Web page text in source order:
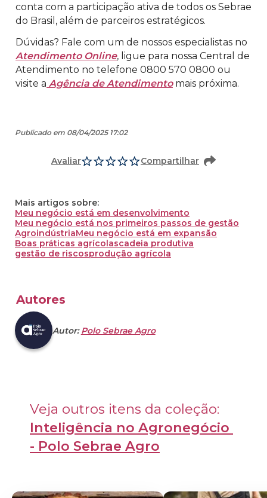
conta com a participação ativa de todos os Sebrae
do Brasil, além de parceiros estratégicos.
Dúvidas? Fale com um de nossos especialistas no
Atendimento Online, ligue para nossa Central de
Atendimento no telefone 0800 570 0800 ou
visite a Agência de Atendimentomais próxima.
Publicado em 08/04/2025 17:02
Avaliar Compartilhar
Mais artigos sobre:
Meu negócio está em desenvolvimento
Meu negócio está nos primeiros passos de gestão
AgroindústriaMeu negócio está em expansão
Boas práticas agrícolascadeia produtiva
gestão de riscosprodução agrícola
Autores
Autor:Polo Sebrae Agro
Inteligência no Agronegócio
- Polo Sebrae Agro